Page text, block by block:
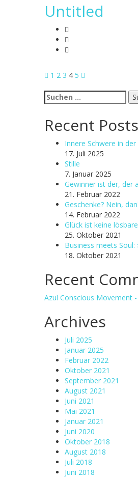
Untitled
der
Previous
Page
1 Page
2 Page
3 Page
4 Page
5 Next
Suchen
nach:
Recent Posts
Innere Schwere in
17. Juli 2025
Stille
7. Januar 2025
Gewinner ist der, der
21. Februar 2022
Geschenke? Nein,
14. Februar 2022
Glück ist keine
25. Oktober 2021
Business meets
18. Oktober 2021
Recent
Azul Conscious Movement
Archives
Juli 2025
Januar 2025
Februar 2022
Oktober 2021
September 2021
August 2021
Juni 2021
Mai 2021
Januar 2021
Juni 2020
Oktober 2018
August 2018
Juli 2018
Juni 2018